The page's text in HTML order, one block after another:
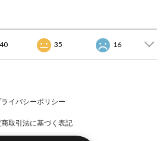
35 16
ライバシーポリシー
取引法に基づく表記